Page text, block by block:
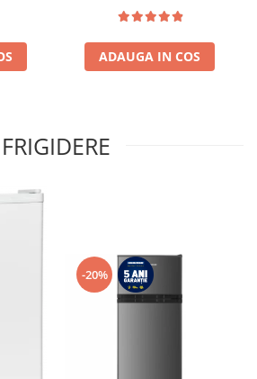
termostat ajustabil, Lumina
LED, 3 rafturi din sticla
frigider, 3 sertare
congelator, Usa reversibila
ADAUGA IN COS
FRIGIDERE
-20%